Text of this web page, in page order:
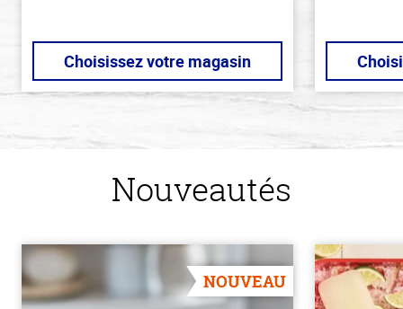
Choisissez votre magasin
Nouveautés
NOUVEAU